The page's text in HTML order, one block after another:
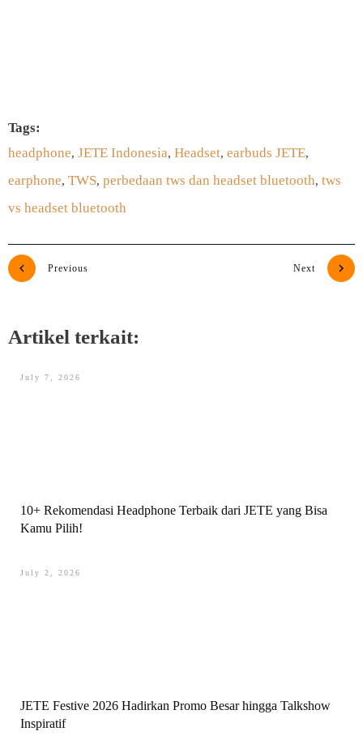
Tags:
headphone, JETE Indonesia, Headset, earbuds JETE,
earphone, TWS, perbedaan tws dan headset bluetooth, tws
vs headset bluetooth
Previous Next
Artikel terkait:
July 7, 2026
10+ Rekomendasi Headphone Terbaik dari JETE yang Bisa
Kamu Pilih!
July 2, 2026
JETE Festive 2026 Hadirkan Promo Besar hingga Talkshow
Inspiratif